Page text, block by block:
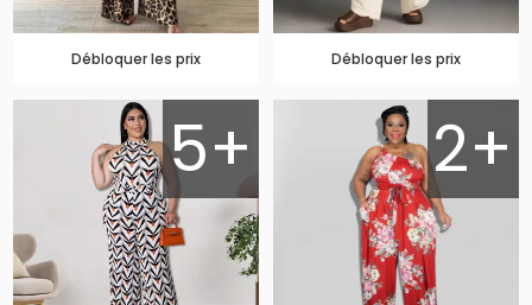
Débloquer les prix Débloquer les prix
5+ 2+